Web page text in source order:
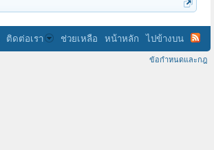
ติดต่อเรา ช่วยเหลือ หน้าหลัก ไปข้างบน
ข้อกำหนดและกฎ